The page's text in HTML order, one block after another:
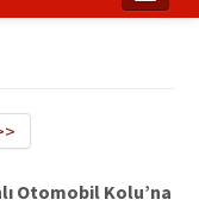
Otomobil Kolu’na